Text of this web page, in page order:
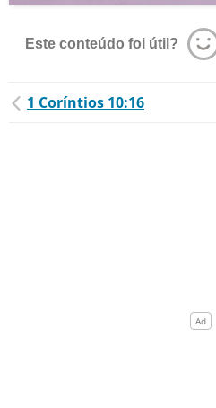
Este conteúdo foi útil?
1 Coríntios 10:16